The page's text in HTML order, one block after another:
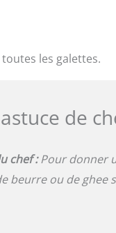
les galettes.
de
chef :Pour donner
beurre ou de ghee